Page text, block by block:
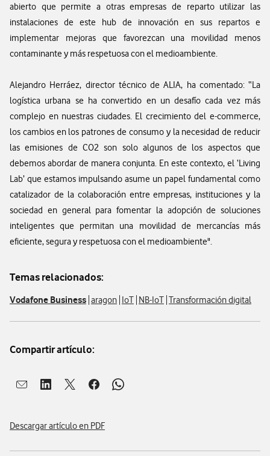
abierto que permite a otras empresas de reparto utilizar las
instalaciones de este hub de innovación en sus repartos e
implementar mejoras que favorezcan una movilidad menos
contaminante y más respetuosa con el medioambiente.
Alejandro Herráez, director técnico de ALIA, ha comentado: “La
logística urbana se ha convertido en un desafío cada vez más
complejo en nuestras ciudades. El crecimiento del e-commerce,
los cambios en los patrones de consumo y la necesidad de reducir
las emisiones de CO2 son solo algunos de los aspectos que
debemos abordar de manera conjunta. En este contexto, el ‘Living
Lab’ que estamos impulsando asume un papel fundamental como
catalizador de la colaboración entre empresas, instituciones y la
sociedad en general para fomentar la adopción de soluciones
inteligentes que permitan una movilidad de mercancías más
eficiente, segura y respetuosa con el medioambiente".
Temas relacionados:
Vodafone Business aragon IoT NB-IoT Transformación digital
Compartir artículo:
Abrir ventana para compartir en mail
Abrir ventana para compartir en linkedin
Abrir ventana para compartir en twitter
Abrir ventana para compartir en facebook
Abrir ventana para compartir en
Descargar artículo en PDF